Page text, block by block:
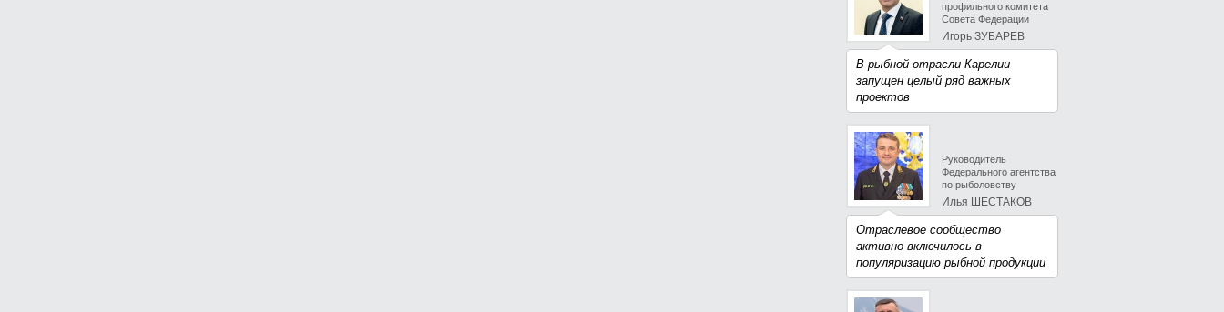
профильного комитета
Совета Федерации
Игорь ЗУБАРЕВ
В рыбной отрасли Карелии
запущен целый ряд важных
проектов
Руководитель
Федерального агентства
по рыболовству
Илья ШЕСТАКОВ
Отраслевое сообщество
активно включилось в
популяризацию рыбной продукции